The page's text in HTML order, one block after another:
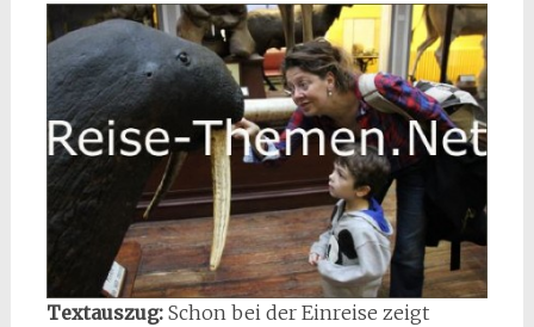
Textauszug: Schon bei der Einreise zeigt